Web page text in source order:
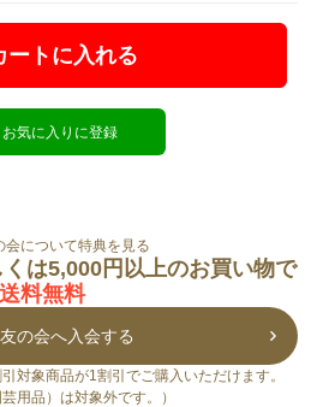
ートに入れる
お気に入りに登録
会について特典を見る
は5,000円以上のお買い物で
送料無料
の会へ入会する
対象商品が1割引でご購入いただけます。
用品）は対象外です。）